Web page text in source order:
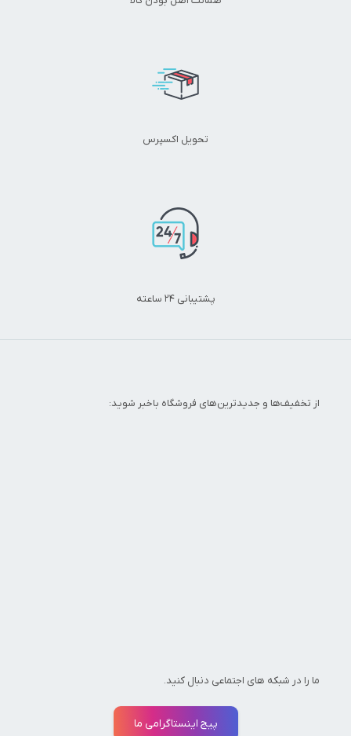
تحویل اکسپرس
پشتیبانی 24 ساعته
از تخفیف‌ها و جدیدترین‌های فروشگاه باخبر شوید:
ما را در شبکه های اجتماعی دنبال کنید.
پیج اینستاگرامی ما